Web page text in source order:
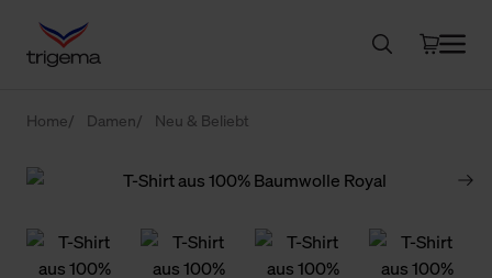
Home Damen Neu & Beliebt